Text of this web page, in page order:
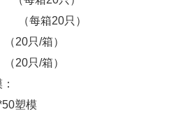
（每箱20只）
（20只/箱）
（20只/箱）
塑模